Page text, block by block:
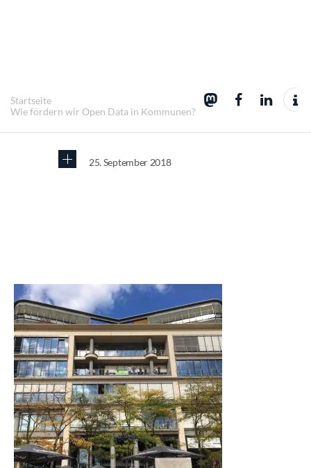
Startseite
Wie fördern wir Open Data in Kommunen?
25. September 2018